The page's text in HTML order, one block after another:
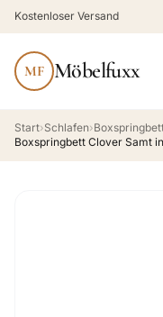
Kostenloser Versand
MF Möbelfuxx
Start›Schlafen›
Boxspringbett Clover Samt